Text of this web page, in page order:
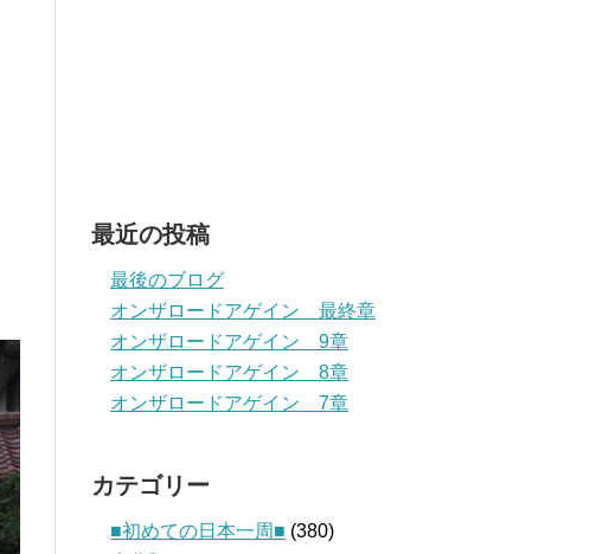
最近の投稿
最後のブログ
オンザロードアゲイン 最終章
オンザロードアゲイン 9章
オンザロードアゲイン 8章
オンザロードアゲイン 7章
カテゴリー
■初めての日本一周■ (380)